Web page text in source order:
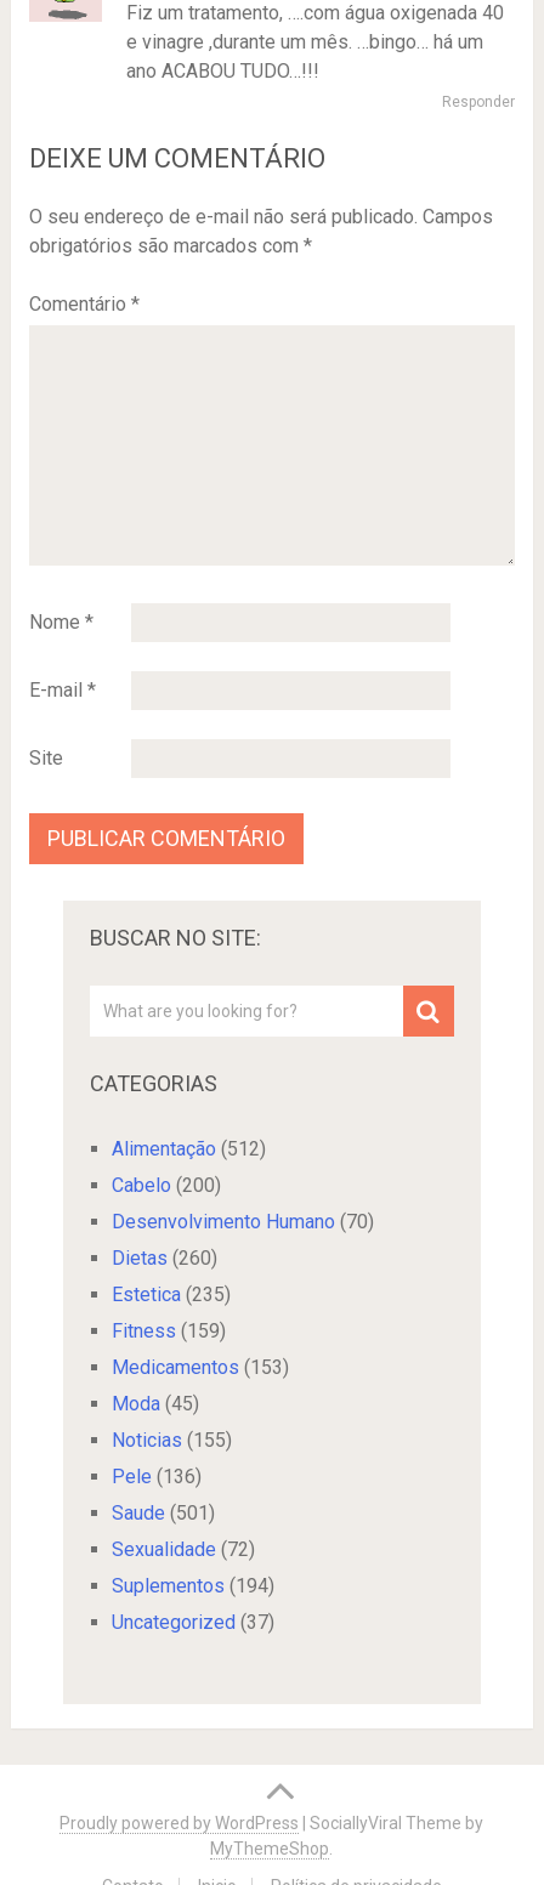
Fiz um tratamento, ….com água oxigenada 40
e vinagre ,durante um mês. …bingo… há um
ano ACABOU TUDO…!!!
Responder
DEIXE UM COMENTÁRIO
O seu endereço de e-mail não será publicado. Campos
obrigatórios são marcados com *
Comentário *
Nome *
E-mail *
Site
BUSCAR NO SITE:
CATEGORIAS
Alimentação (512)
Cabelo (200)
Desenvolvimento Humano (70)
Dietas (260)
Estetica(235)
Fitness (159)
Medicamentos (153)
Moda(45)
Noticias (155)
Pele (136)
Saude (501)
Sexualidade (72)
Suplementos (194)
Uncategorized (37)
Proudly powered by WordPress |SociallyViral Theme by
MyThemeShop.